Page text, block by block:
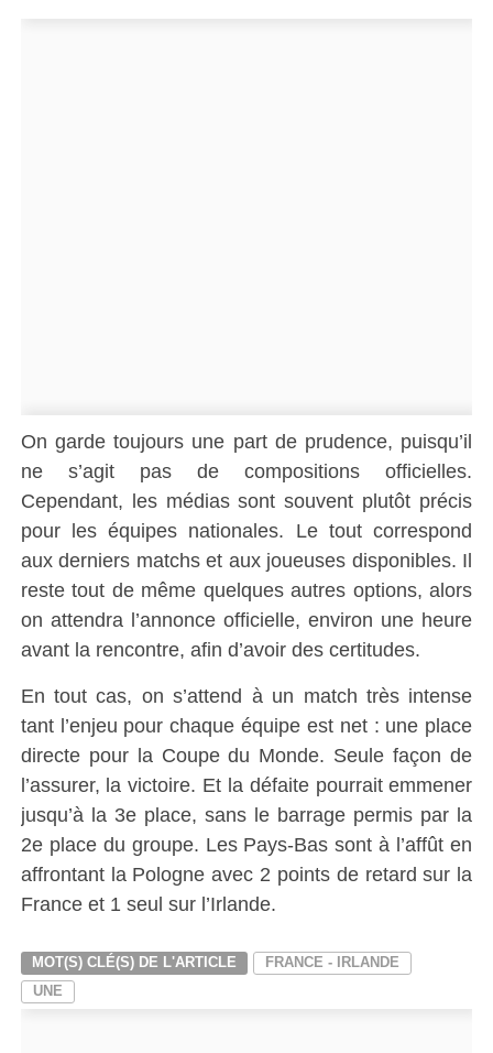
On garde toujours une part de prudence, puisqu’il
ne s’agit pas de compositions officielles.
Cependant, les médias sont souvent plutôt précis
pour les équipes nationales. Le tout correspond
aux derniers matchs et aux joueuses disponibles. Il
reste tout de même quelques autres options, alors
on attendra l’annonce officielle, environ une heure
avant la rencontre, afin d’avoir des certitudes.
En tout cas, on s’attend à un match très intense
tant l’enjeu pour chaque équipe est net : une place
directe pour la Coupe du Monde. Seule façon de
l’assurer, la victoire. Et la défaite pourrait emmener
jusqu’à la 3e place, sans le barrage permis par la
2e place du groupe. Les Pays-Bas sont à l’affût en
affrontant la Pologne avec 2 points de retard sur la
France et 1 seul sur l’Irlande.
MOT(S) CLÉ(S) DE L'ARTICLE
FRANCE - IRLANDE
UNE